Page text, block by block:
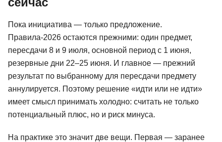
Пока инициатива — только предложение.
Правила-2026 остаются прежними: один предмет,
пересдачи 8 и 9 июля, основной период с 1 июня,
резервные дни 22–25 июня. И главное — прежний
результат по выбранному для пересдачи предмету
аннулируется. Поэтому решение «идти или не идти»
имеет смысл принимать холодно: считать не только
потенциальный плюс, но и риск минуса.
На практике это значит две вещи. Первая — заранее